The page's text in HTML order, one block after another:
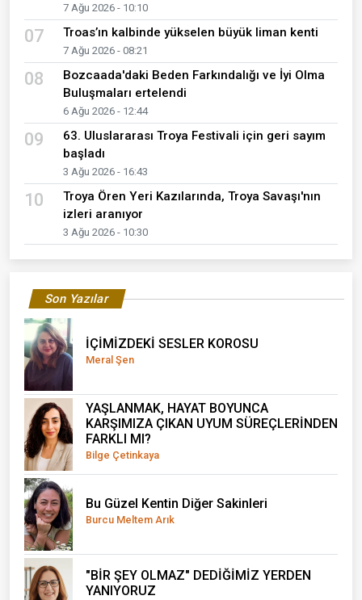
7 Ağu 2026 - 10:10
07 Troas’ın kalbinde yükselen büyük liman kenti
7 Ağu 2026 - 08:21
08
Bozcaada'daki Beden Farkındalığı ve İyi Olma
Buluşmaları ertelendi
6 Ağu 2026 - 12:44
09
63. Uluslararası Troya Festivali için geri sayım
başladı
3 Ağu 2026 - 16:43
10
Troya Ören Yeri Kazılarında, Troya Savaşı'nın
izleri aranıyor
3 Ağu 2026 - 10:30
Son Yazılar
İÇİMİZDEKİ SESLER KOROSU
Meral Şen
YAŞLANMAK, HAYAT BOYUNCA
KARŞIMIZA ÇIKAN UYUM SÜREÇLERİNDEN
FARKLI MI?
Bilge Çetinkaya
Bu Güzel Kentin Diğer Sakinleri
Burcu Meltem Arık
"BİR ŞEY OLMAZ" DEDİĞİMİZ YERDEN
YANIYORUZ